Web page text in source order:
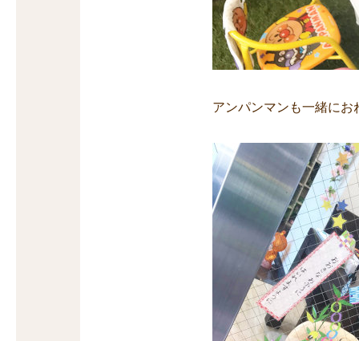
アンパンマンも一緒に